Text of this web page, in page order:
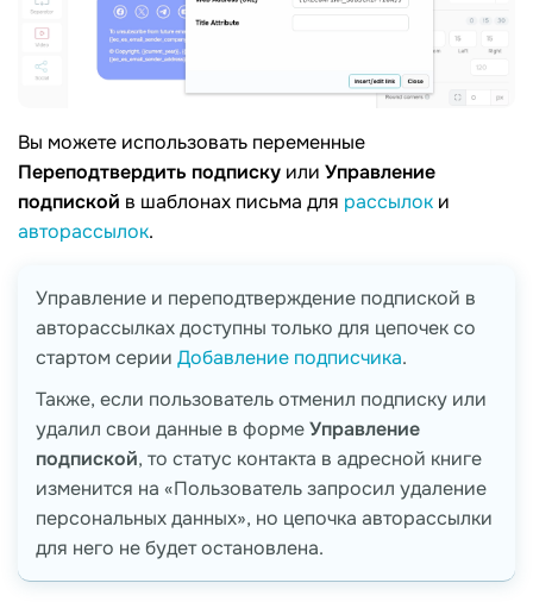
Вы можете использовать переменные
Переподтвердить подписку или Управление
подпиской в шаблонах письма для рассылок и
авторассылок.
Управление и переподтверждение подпиской в
авторассылках доступны только для цепочек со
стартом серии Добавление подписчика.
Также, если пользователь отменил подписку или
удалил свои данные в формеУправление
подпиской, то статус контакта в адресной книге
изменится на «Пользователь запросил удаление
персональных данных», но цепочка авторассылки
для него не будет остановлена.